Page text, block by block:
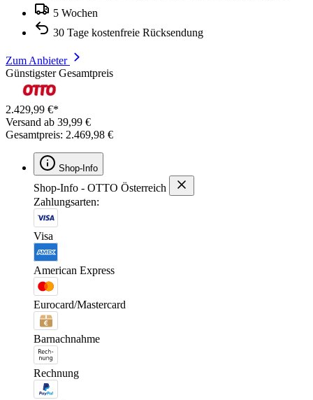
5 Wochen
30 Tage kostenfreie Rücksendung
Zum Anbieter
Günstigster Gesamtpreis
2.429,99 €*
Versand ab 39,99 €
Gesamtpreis: 2.469,98 €
Shop-Info
Shop-Info - OTTO Österreich
Zahlungsarten:
Visa
American Express
Eurocard/Mastercard
Barnachnahme
Rechnung